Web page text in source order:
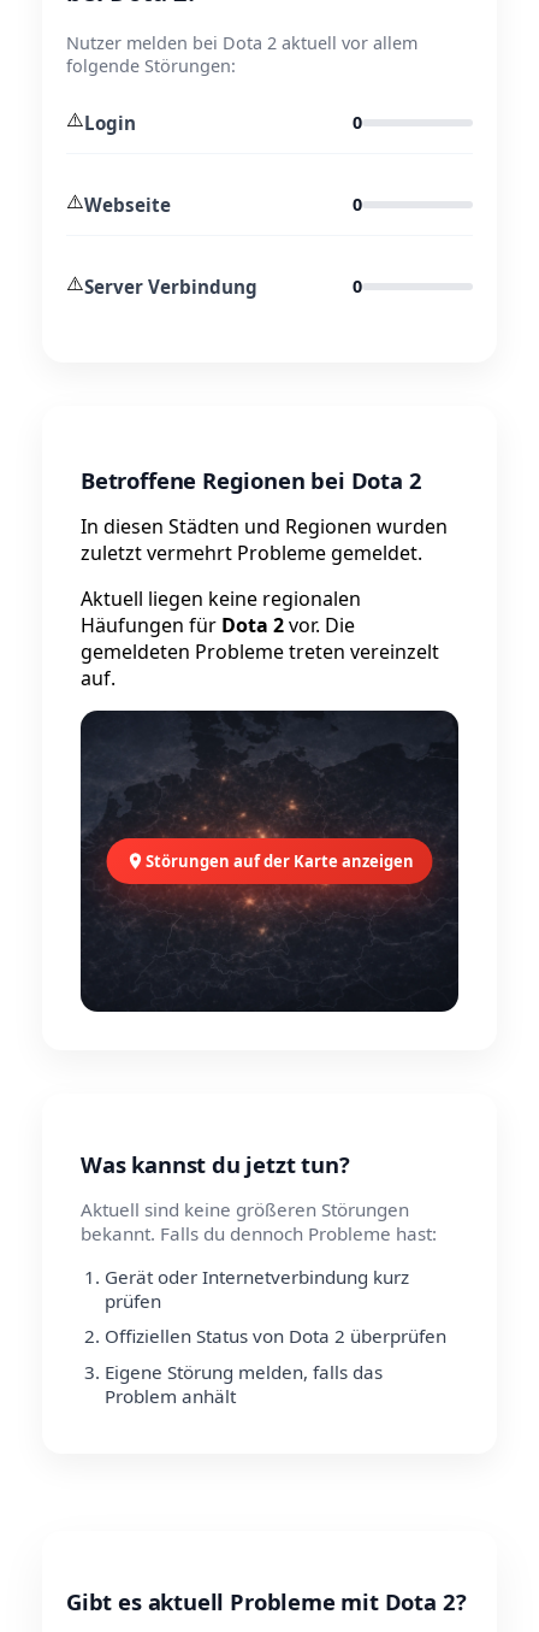
Nutzer melden bei Dota 2 aktuell vor allem
folgende Störungen:
⚠️Login 0
⚠️Webseite 0
⚠️Server Verbindung 0
Betroffene Regionen bei Dota 2
In diesen Städten und Regionen wurden
zuletzt vermehrt Probleme gemeldet.
Aktuell liegen keine regionalen
Häufungen für Dota 2vor. Die
gemeldeten Probleme treten vereinzelt
auf.
Störungen auf der Karte anzeigen
Was kannst du jetzt tun?
Aktuell sind keine größeren Störungen
bekannt. Falls du dennoch Probleme hast:
Gerät oder Internetverbindung kurz
prüfen
Offiziellen Status von Dota 2 überprüfen
Eigene Störung melden, falls das
Problem anhält
Gibt es aktuell Probleme mit Dota 2?